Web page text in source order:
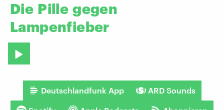
Die Pille gegen
Lampenfieber
Deutschlandfunk App ARD Sounds